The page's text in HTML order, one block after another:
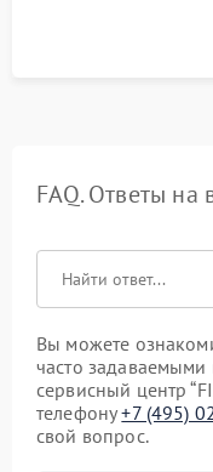
качества молочной
FAQ. Ответы на
Вы можете
часто задаваемыми
сервисный центр
телефону+7 (495)
свой вопрос.